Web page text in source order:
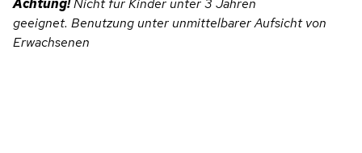
geeignet. Benutzung unter unmittelbarer Aufsicht von
Erwachsenen